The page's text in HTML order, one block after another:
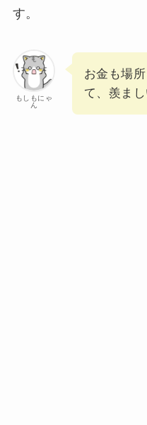
す。
もしもにゃ
ん
お金も場
て、羨まし